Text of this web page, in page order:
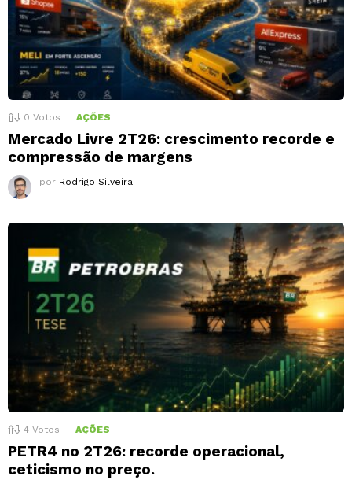
0 Votos AÇÕES
Mercado Livre 2T26: crescimento recorde e
compressão de margens
por Rodrigo Silveira
4 Votos AÇÕES
PETR4 no 2T26: recorde operacional,
ceticismo no preço.